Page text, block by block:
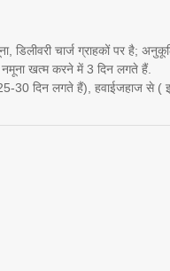
डिलीवरी चार्ज ग्राहकों पर है;
खत्म करने में 3 दिन लगते हैं.
30 दिन लगते हैं), हवाईजहाज से (